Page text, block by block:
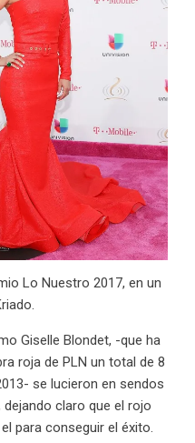
Lo Nuestro 2017, en un
Giselle Blondet, -que ha
roja de PLN un total de 8
se lucieron en sendos
claro que el rojo
para conseguir el éxito.